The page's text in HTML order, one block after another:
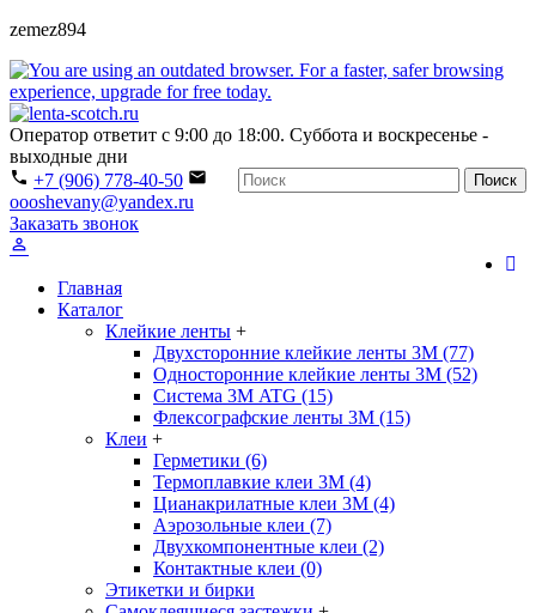
zemez894
Оператор ответит с 9:00 до 18:00. Суббота и воскресенье -
выходные дни
Поиск
+7 (906) 778-40-50
oooshevany@yandex.ru
Заказать звонок
Главная
Каталог
Клейкие ленты +
Двухсторонние клейкие ленты 3М (77)
Односторонние клейкие ленты 3М (52)
Система 3М ATG (15)
Флексографские ленты 3М (15)
Клеи +
Герметики (6)
Термоплавкие клеи 3М (4)
Цианакрилатные клеи 3М (4)
Аэрозольные клеи (7)
Двухкомпонентные клеи (2)
Контактные клеи (0)
Этикетки и бирки